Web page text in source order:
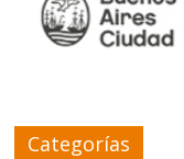
Categorías